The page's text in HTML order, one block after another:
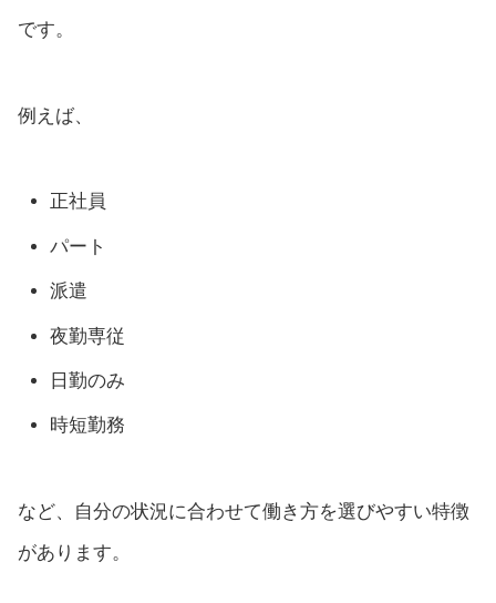
です。
例えば、
正社員
パート
派遣
夜勤専従
日勤のみ
時短勤務
など、自分の状況に合わせて働き方を選びやすい特徴
があります。